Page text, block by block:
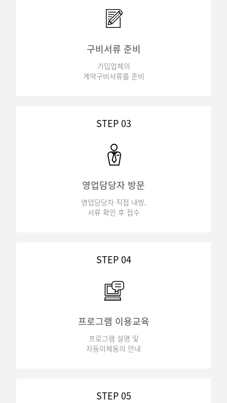
구비서류 준비
가입업체의
계약구비서류를 준비
STEP 03
영업담당자 방문
영업담당자 직접 내방,
서류 확인 후 접수
STEP 04
프로그램 이용교육
프로그램 설명 및
자동이체동의 안내
STEP 05